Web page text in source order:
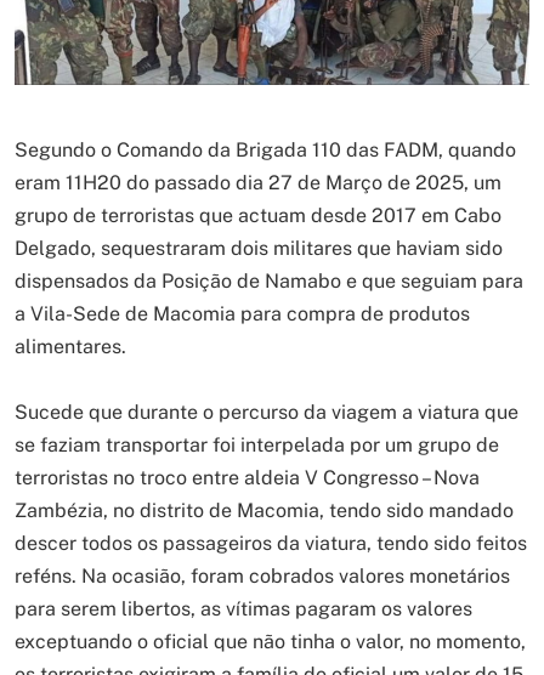
Segundo o Comando da Brigada 110 das FADM, quando
eram 11H20 do passado dia 27 de Março de 2025, um
grupo de terroristas que actuam desde 2017 em Cabo
Delgado, sequestraram dois militares que haviam sido
dispensados da Posição de Namabo e que seguiam para
a Vila-Sede de Macomia para compra de produtos
alimentares.
Sucede que durante o percurso da viagem a viatura que
se faziam transportar foi interpelada por um grupo de
terroristas no troco entre aldeia V Congresso – Nova
Zambézia, no distrito de Macomia, tendo sido mandado
descer todos os passageiros da viatura, tendo sido feitos
reféns. Na ocasião, foram cobrados valores monetários
para serem libertos, as vítimas pagaram os valores
exceptuando o oficial que não tinha o valor, no momento,